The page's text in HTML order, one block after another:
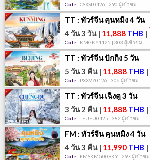
Code : CSXSL0426 | 290 ผู้เข้าชม
TT : ทัวร์จีน คุนหมิง 4 วัน
4 วัน 3 วัน| 11,888 THB |
Code : KMGKY1125 | 303 ผู้เข้าชม
TT : ทัวร์จีน ปักกิ่ง 5 วัน
5 วัน 3 คืน| 11,888 THB |
Code : PXXVZ0126 | 306 ผู้เข้าชม
TT : ทัวร์จีน เฉิงตู 3 วัน
3 วัน 2 คืน| 11,888 THB |
Code : TFUEU0425 | 382 ผู้เข้าชม
FM : ทัวร์จีน คุนหมิง 4 วัน
4 วัน 3 คืน| 11,990 THB |
Code : FMSKMG009KY | 297 ผู้เข้าชม